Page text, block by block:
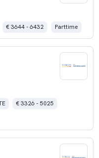
€ 3644 - 6432 Parttime
€ 3326 - 5025